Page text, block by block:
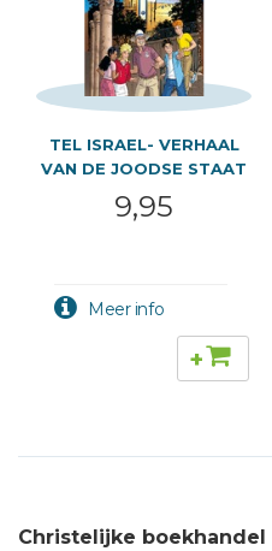
TEL ISRAEL- VERHAAL
VAN DE JOODSE STAAT
9,95
+
Christelijke